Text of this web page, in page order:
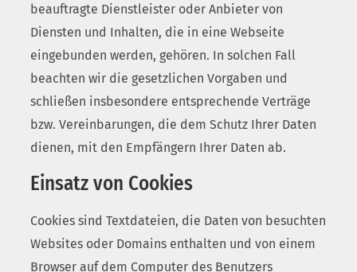
beauftragte Dienstleister oder Anbieter von
Diensten und Inhalten, die in eine Webseite
eingebunden werden, gehören. In solchen Fall
beachten wir die gesetzlichen Vorgaben und
schließen insbesondere entsprechende Verträge
bzw. Vereinbarungen, die dem Schutz Ihrer Daten
dienen, mit den Empfängern Ihrer Daten ab.
Einsatz von Cookies
Cookies sind Textdateien, die Daten von besuchten
Websites oder Domains enthalten und von einem
Browser auf dem Computer des Benutzers